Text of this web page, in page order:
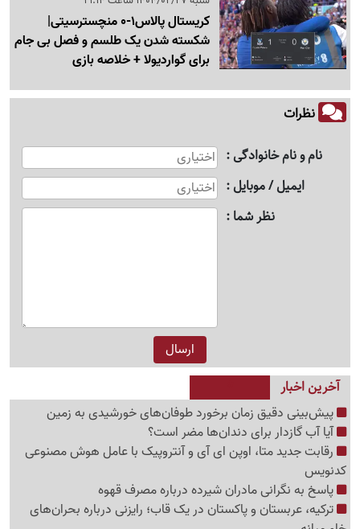
کریستال پالاس1-0 منچسترسیتی|
شکسته شدن یک طلسم و فصل بی جام
برای گواردیولا + خلاصه بازی
نظرات
نام و نام خانوادگی
ایمیل / موبایل
نظر شما
آخرین اخبار
پیش‌بینی دقیق زمان برخورد طوفان‌های خورشیدی به زمین
آیا آب گازدار برای دندان‌ها مضر است؟
رقابت جدید متا، اوپن ای آی و آنتروپیک با عامل هوش مصنوعی
کدنویس
پاسخ به نگرانی مادران شیرده درباره مصرف قهوه
ترکیه، عربستان و پاکستان در یک قاب؛ رایزنی درباره بحران‌های